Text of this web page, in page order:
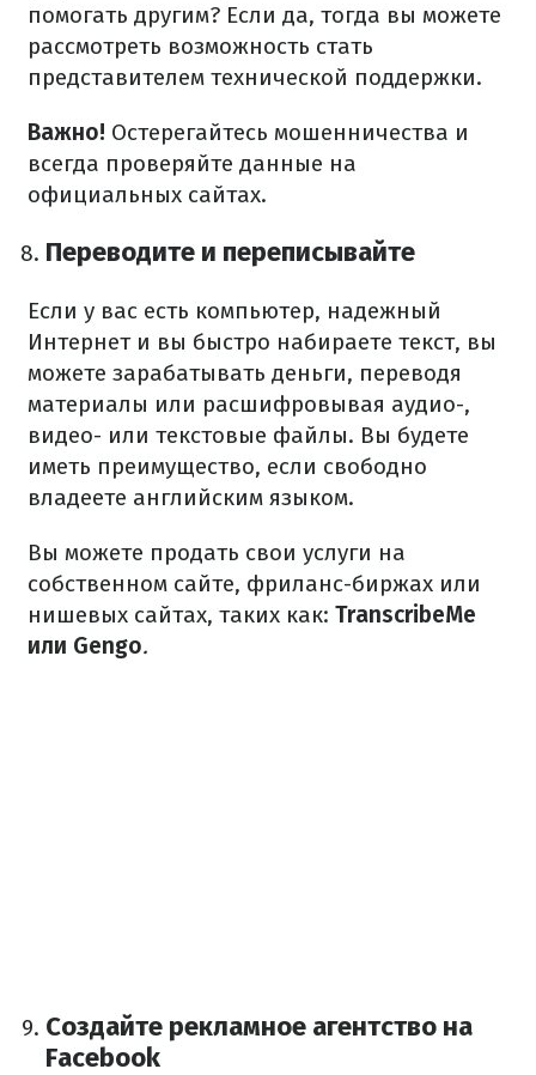
помогать другим? Если да, тогда вы можете
рассмотреть возможность стать
представителем технической поддержки.
Важно! Остерегайтесь мошенничества и
всегда проверяйте данные на
официальных сайтах.
Переводите и переписывайте
Если у вас есть компьютер, надежный
Интернет и вы быстро набираете текст, вы
можете зарабатывать деньги, переводя
материалы или расшифровывая аудио-,
видео- или текстовые файлы. Вы будете
иметь преимущество, если свободно
владеете английским языком.
Вы можете продать свои услуги на
собственном сайте, фриланс-биржах или
нишевых сайтах, таких как: TranscribeMe
или Gengo.
Создайте рекламное агентство на
Facebook